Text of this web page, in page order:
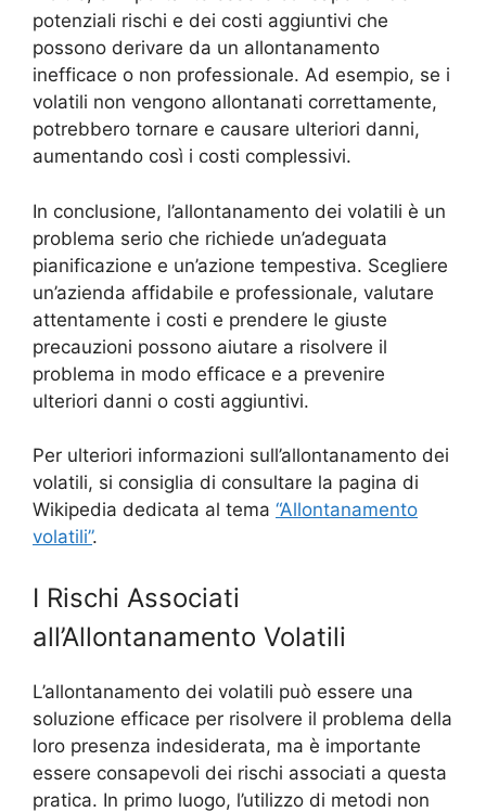
potenziali rischi e dei costi aggiuntivi che
possono derivare da un allontanamento
inefficace o non professionale. Ad esempio, se i
volatili non vengono allontanati correttamente,
potrebbero tornare e causare ulteriori danni,
aumentando così i costi complessivi.
In conclusione, l’allontanamento dei volatili è un
problema serio che richiede un’adeguata
pianificazione e un’azione tempestiva. Scegliere
un’azienda affidabile e professionale, valutare
attentamente i costi e prendere le giuste
precauzioni possono aiutare a risolvere il
problema in modo efficace e a prevenire
ulteriori danni o costi aggiuntivi.
Per ulteriori informazioni sull’allontanamento dei
volatili, si consiglia di consultare la pagina di
Wikipedia dedicata al tema “Allontanamento
volatili”.
I Rischi Associati
all’Allontanamento Volatili
L’allontanamento dei volatili può essere una
soluzione efficace per risolvere il problema della
loro presenza indesiderata, ma è importante
essere consapevoli dei rischi associati a questa
pratica. In primo luogo, l’utilizzo di metodi non